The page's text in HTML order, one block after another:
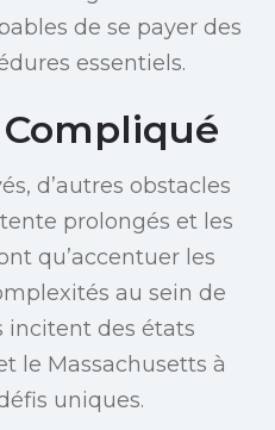
de se payer des
essentiels.
d’autres obstacles
prolongés et les
qu’accentuer les
au sein de
incitent des états
le Massachusetts à
uniques.